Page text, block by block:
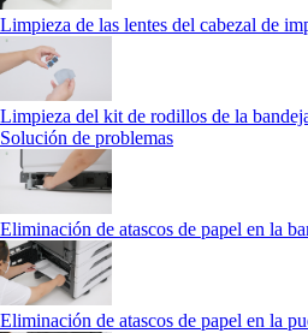
Limpieza de las lentes del cabezal de
Limpieza del kit de rodillos de la
Solución de problemas
Eliminación de atascos de papel en la
Eliminación de atascos de papel en la